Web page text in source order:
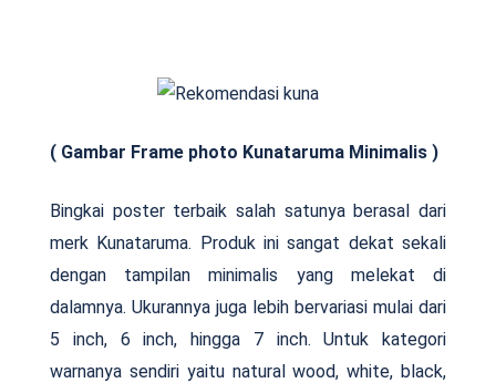
( Gambar Frame photo Kunataruma Minimalis )
Bingkai poster terbaik salah satunya berasal dari
merk Kunataruma. Produk ini sangat dekat sekali
dengan tampilan minimalis yang melekat di
dalamnya. Ukurannya juga lebih bervariasi mulai dari
5 inch, 6 inch, hingga 7 inch. Untuk kategori
warnanya sendiri yaitu natural wood, white, black,